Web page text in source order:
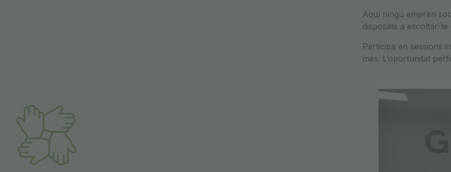
Aquí ningú emprèn
disposats a escoltar-te
Participa en sessions
més. Lʼoportunitat